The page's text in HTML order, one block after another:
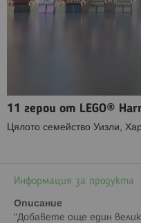
11 герои от LEGO®
Цялото семейство Уизли,
Информация за продукта
Описание
"Добавете още един